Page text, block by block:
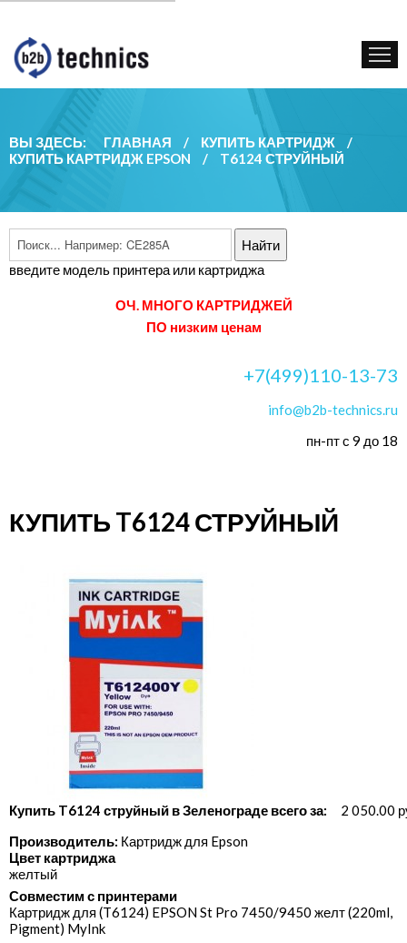
КУПИТЬ КАРТРИДЖ
ГОС. УЧРЕЖДЕНИЯМ
КОНТАКТЫ
ВЫ ЗДЕСЬ: ГЛАВНАЯ / КУПИТЬ КАРТРИДЖ
/
КУПИТЬ КАРТРИДЖ EPSON
/ T6124 СТРУЙНЫЙ
введите модель принтера или картриджа
ОЧ. МНОГО КАРТРИДЖЕЙ
ПО низким ценам
+7(499)110-13-73
info@b2b-technics.ru
пн-пт с 9 до 18
КУПИТЬ T6124 СТРУЙНЫЙ
Купить T6124 струйный в Зеленограде всего за:
2 050.00
Производитель: Картридж для Epson
Цвет картриджа
желтый
Совместим с принтерами
Картридж для (T6124) EPSON St Pro 7450/​9450 желт (220ml,
Pigment) MyInk